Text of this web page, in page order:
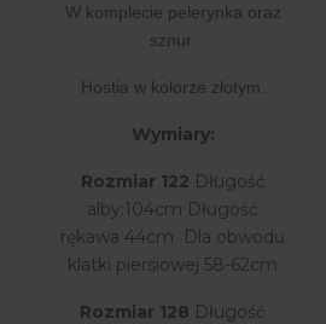
W komplecie pelerynka oraz
sznur.
Hostia w kolorze złotym.
Wymiary:
Rozmiar 122 Długość
alby:104cm Długość
rękawa 44cm Dla obwodu
klatki piersiowej 58-62cm
Rozmiar 128 Długość